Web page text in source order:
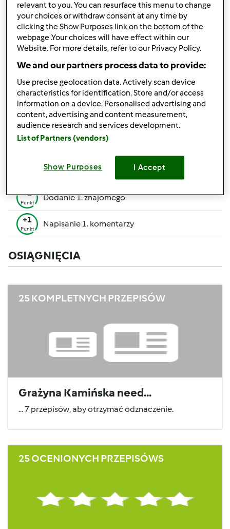
PUNKTY ZA AKTYWNOŚĆ?
Punkty można otrzymać za aktywności, które są
wymienione poniżej. Za każdym razem, gdy otrzymujesz
punkty, są one dodawane to Twojej kariery użytkownika.
Poniżej możesz również sprawdzić które aktywności
społecznościowym.
+50
Punktów
Zwycięzca konkursu
+10
Utworzenie przepisu (całość = 10 pkt, część =
Ocenienie 1 przepisu
+1
Punkt
Dodanie 1. znajomego
+1
Punkt
Napisanie 1. komentarzy
OSIĄGNIĘCIA
25 KOMPLETNYCH PRZEPISÓW
Grażyna Kamińska need...
... 7 przepisów, aby otrzymać odznaczenie.
25 OCENIONYCH PRZEPISÓWS
relevant to you. You can resurface this menu to change
your choices or withdraw consent at any time by
clicking the Show Purposes link on the bottom of the
webpage .Your choices will have effect within our
Website. For more details, refer to our Privacy Policy.
We and our partners process data to provide:
Use precise geolocation data. Actively scan device
characteristics for identification. Store and/or access
information on a device. Personalised advertising and
content, advertising and content measurement,
audience research and services development.
List of Partners (vendors)
Show Purposes I Accept